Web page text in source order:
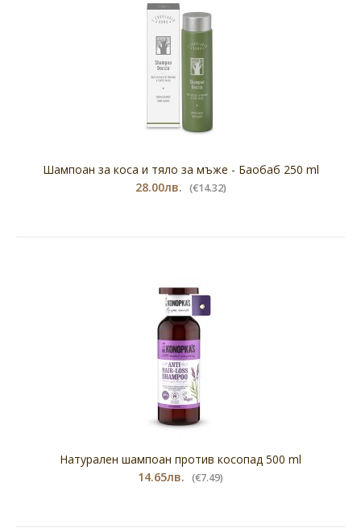
Шампоан за коса и тяло за мъже - Баобаб 250 ml
28.00лв. (€14.32)
Натурален шампоан против косопад 500 ml
14.65лв. (€7.49)